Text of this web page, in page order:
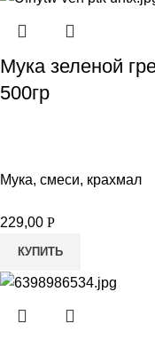
Мука зеленой
500гр
Мука, смеси, крахмал
229,00 Р
КУПИТЬ